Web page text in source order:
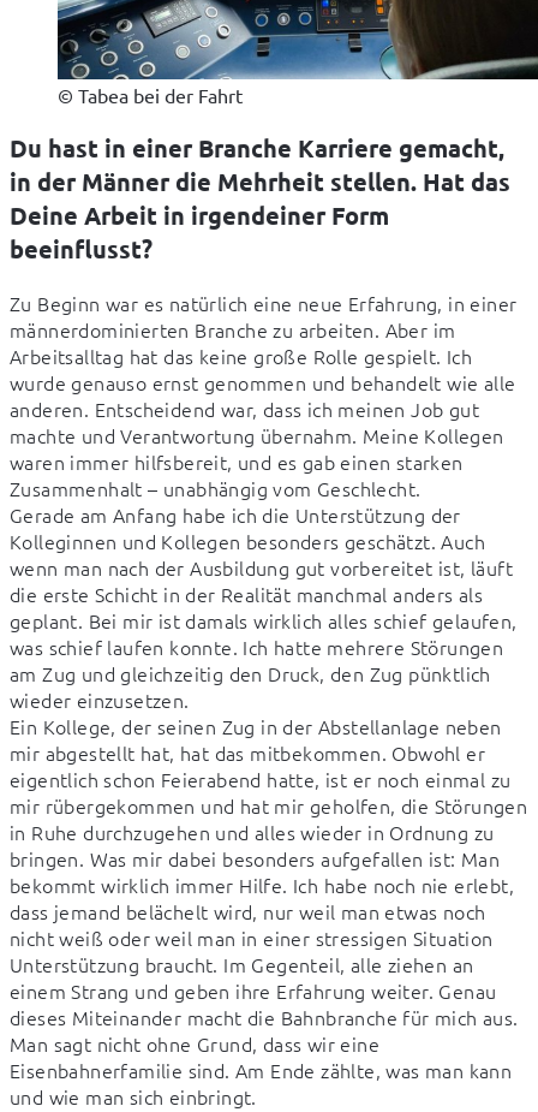
© Tabea bei der Fahrt
Du hast in einer Branche Karriere gemacht,
in der Männer die Mehrheit stellen. Hat das
Deine Arbeit in irgendeiner Form
beeinflusst?
Zu Beginn war es natürlich eine neue Erfahrung, in einer
männerdominierten Branche zu arbeiten. Aber im
Arbeitsalltag hat das keine große Rolle gespielt. Ich
wurde genauso ernst genommen und behandelt wie alle
anderen. Entscheidend war, dass ich meinen Job gut
machte und Verantwortung übernahm. Meine Kollegen
waren immer hilfsbereit, und es gab einen starken
Zusammenhalt – unabhängig vom Geschlecht.
Gerade am Anfang habe ich die Unterstützung der
Kolleginnen und Kollegen besonders geschätzt. Auch
wenn man nach der Ausbildung gut vorbereitet ist, läuft
die erste Schicht in der Realität manchmal anders als
geplant. Bei mir ist damals wirklich alles schief gelaufen,
was schief laufen konnte. Ich hatte mehrere Störungen
am Zug und gleichzeitig den Druck, den Zug pünktlich
wieder einzusetzen.
Ein Kollege, der seinen Zug in der Abstellanlage neben
mir abgestellt hat, hat das mitbekommen. Obwohl er
eigentlich schon Feierabend hatte, ist er noch einmal zu
mir rübergekommen und hat mir geholfen, die Störungen
in Ruhe durchzugehen und alles wieder in Ordnung zu
bringen. Was mir dabei besonders aufgefallen ist: Man
bekommt wirklich immer Hilfe. Ich habe noch nie erlebt,
dass jemand belächelt wird, nur weil man etwas noch
nicht weiß oder weil man in einer stressigen Situation
Unterstützung braucht. Im Gegenteil, alle ziehen an
einem Strang und geben ihre Erfahrung weiter. Genau
dieses Miteinander macht die Bahnbranche für mich aus.
Man sagt nicht ohne Grund, dass wir eine
Eisenbahnerfamilie sind. Am Ende zählte, was man kann
und wie man sich einbringt.